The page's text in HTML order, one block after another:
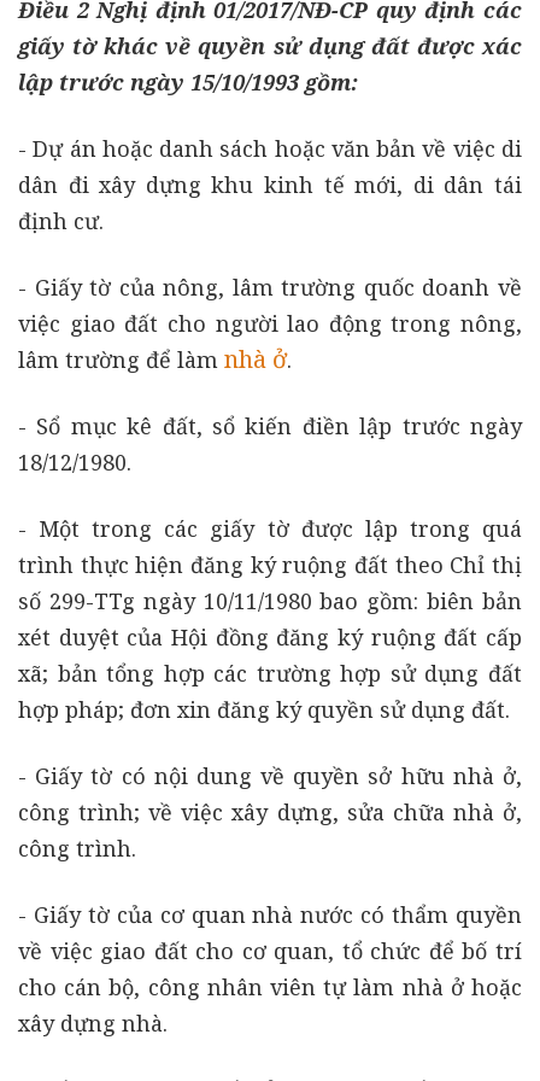
Điều 2 Nghị định 01/2017/NĐ-CP quy định các
giấy tờ khác về quyền sử dụng đất được xác
lập trước ngày 15/10/1993 gồm:
- Dự án hoặc danh sách hoặc văn bản về việc di
dân đi xây dựng khu kinh tế mới, di dân tái
định cư.
- Giấy tờ của nông, lâm trường quốc doanh về
việc giao đất cho người lao động trong nông,
lâm trường để làm nhà ở.
- Sổ mục kê đất, sổ kiến điền lập trước ngày
18/12/1980.
- Một trong các giấy tờ được lập trong quá
trình thực hiện đăng ký ruộng đất theo Chỉ thị
số 299-TTg ngày 10/11/1980 bao gồm: biên bản
xét duyệt của Hội đồng đăng ký ruộng đất cấp
xã; bản tổng hợp các trường hợp sử dụng đất
hợp pháp; đơn xin đăng ký quyền sử dụng đất.
- Giấy tờ có nội dung về quyền sở hữu nhà ở,
công trình; về việc xây dựng, sửa chữa nhà ở,
công trình.
- Giấy tờ của cơ quan nhà nước có thẩm quyền
về việc giao đất cho cơ quan, tổ chức để bố trí
cho cán bộ, công nhân viên tự làm nhà ở hoặc
xây dựng nhà.